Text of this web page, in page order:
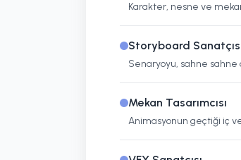
Karakter, nesne ve
Storyboard
Senaryoyu, sahne sahne
Mekan Tasarımcısı
Animasyonun geçtiği iç